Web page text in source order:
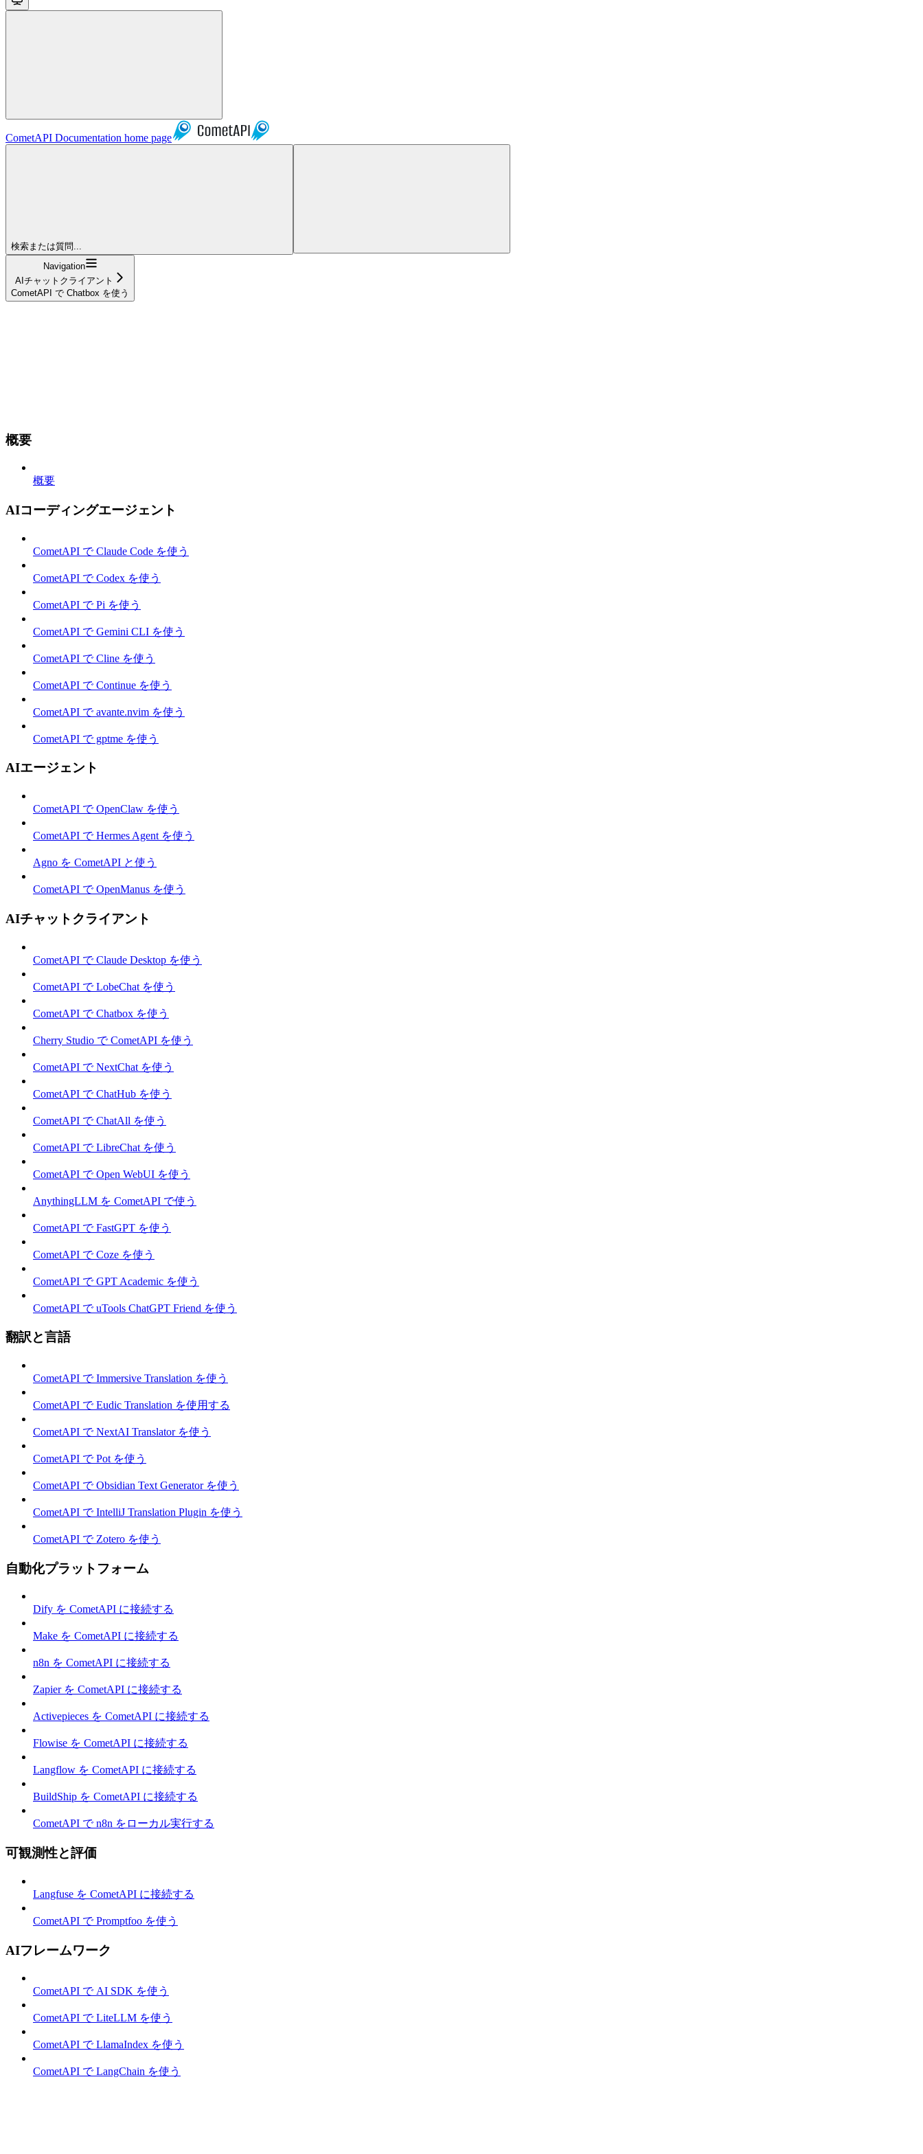
CometAPI Documentation home page
検索または質問...
Navigation
AIチャットクライアント
CometAPI で Chatbox を使う
概要
概要
AIコーディングエージェント
CometAPI で Claude Code を使う
CometAPI で Codex を使う
CometAPI で Pi を使う
CometAPI で Gemini CLI を使う
CometAPI で Cline を使う
CometAPI で Continue を使う
CometAPI で avante.nvim を使う
CometAPI で gptme を使う
AIエージェント
CometAPI で OpenClaw を使う
CometAPI で Hermes Agent を使う
Agno を CometAPI と使う
CometAPI で OpenManus を使う
AIチャットクライアント
CometAPI で Claude Desktop を使う
CometAPI で LobeChat を使う
CometAPI で Chatbox を使う
Cherry Studio で CometAPI を使う
CometAPI で NextChat を使う
CometAPI で ChatHub を使う
CometAPI で ChatAll を使う
CometAPI で LibreChat を使う
CometAPI で Open WebUI を使う
AnythingLLM を CometAPI で使う
CometAPI で FastGPT を使う
CometAPI で Coze を使う
CometAPI で GPT Academic を使う
CometAPI で uTools ChatGPT Friend を使う
翻訳と言語
CometAPI で Immersive Translation を使う
CometAPI で Eudic Translation を使用する
CometAPI で NextAI Translator を使う
CometAPI で Pot を使う
CometAPI で Obsidian Text Generator を使う
CometAPI で IntelliJ Translation Plugin を使う
CometAPI で Zotero を使う
自動化プラットフォーム
Dify を CometAPI に接続する
Make を CometAPI に接続する
n8n を CometAPI に接続する
Zapier を CometAPI に接続する
Activepieces を CometAPI に接続する
Flowise を CometAPI に接続する
Langflow を CometAPI に接続する
BuildShip を CometAPI に接続する
CometAPI で n8n をローカル実行する
可観測性と評価
Langfuse を CometAPI に接続する
CometAPI で Promptfoo を使う
AIフレームワーク
CometAPI で AI SDK を使う
CometAPI で LiteLLM を使う
CometAPI で LlamaIndex を使う
CometAPI で LangChain を使う